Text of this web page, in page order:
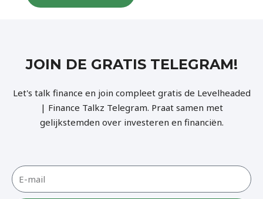
JOIN DE GRATIS TELEGRAM!
Let's talk finance en join compleet gratis de Levelheaded
| Finance Talkz Telegram. Praat samen met
gelijkstemden over investeren en financiën.